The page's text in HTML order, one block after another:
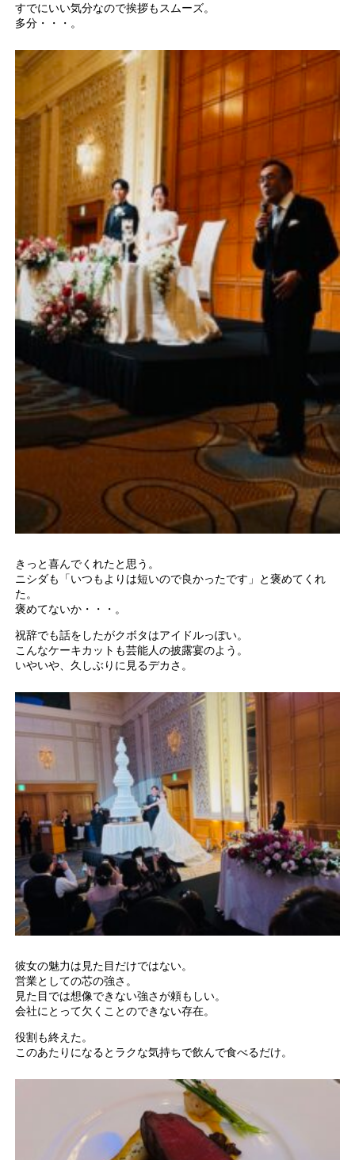
すでにいい気分なので挨拶もスムーズ。
多分・・・。
きっと喜んでくれたと思う。
ニシダも「いつもよりは短いので良かったです」と褒めてくれ
た。
褒めてないか・・・。
祝辞でも話をしたがクボタはアイドルっぽい。
こんなケーキカットも芸能人の披露宴のよう。
いやいや、久しぶりに見るデカさ。
彼女の魅力は見た目だけではない。
営業としての芯の強さ。
見た目では想像できない強さが頼もしい。
会社にとって欠くことのできない存在。
役割も終えた。
このあたりになるとラクな気持ちで飲んで食べるだけ。